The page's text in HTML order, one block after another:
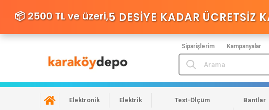
Siparişlerim Kampanyalar
📦 2500 TL ve üzeri,5 DESIYE KADAR ÜCRETSİZ
Elektronik Elektrik
Test-Ölçüm
Bantlar